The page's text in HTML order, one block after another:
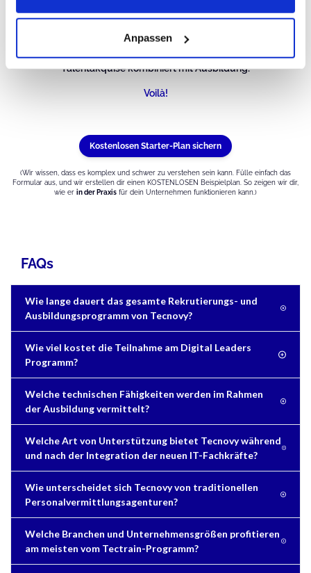
Anpassen
Du sagst uns, was ihr braucht, wo, wann und wie...
Dann finden wir die richtigen Leute und bilden sie speziell für dein
Unternehmen aus.
Talentakquise kombiniert mit Ausbildung:
Voilà!
Kostenlosen Starter-Plan sichern
(Wir wissen, dass es komplex und schwer zu verstehen sein kann. Fülle einfach das
Formular aus, und wir erstellen dir einen KOSTENLOSEN Beispielplan. So zeigen wir dir,
wie er in der Praxis für dein Unternehmen funktionieren kann.)
FAQs
Wie lange dauert das gesamte Rekrutierungs- und
Ausbildungsprogramm von Tecnovy?
Wie viel kostet die Teilnahme am Digital Leaders
Programm?
Welche technischen Fähigkeiten werden im Rahmen
der Ausbildung vermittelt?
Welche Art von Unterstützung bietet Tecnovy während
und nach der Integration der neuen IT-Fachkräfte?
Wie unterscheidet sich Tecnovy von traditionellen
Personalvermittlungsagenturen?
Welche Branchen und Unternehmensgrößen profitieren
am meisten vom Tectrain-Programm?